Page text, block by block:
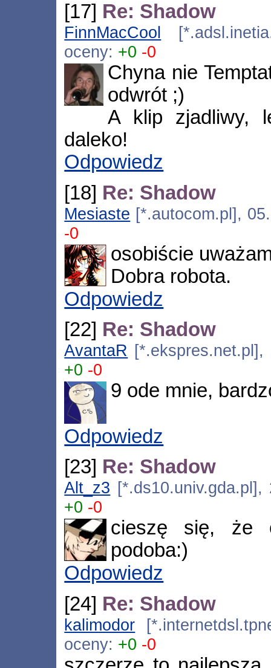
[17] Re: Shadow
FinnMacCool
oceny: +0 -0
Chyna nie
odwrót ;)
A klip zjadliwy,
daleko!
Odpowiedz
[18] Re: Shadow
Mesiaste [*.autocom.pl],
-0
osobiście
Dobra robota.
Odpowiedz
[22] Re: Shadow
AvantaR
+0 -0
9 ode mnie,
Odpowiedz
[23] Re: Shadow
Alt_z3
+0 -0
cieszę się, że
podoba:)
Odpowiedz
[24] Re: Shadow
kalimodor
oceny: +0 -0